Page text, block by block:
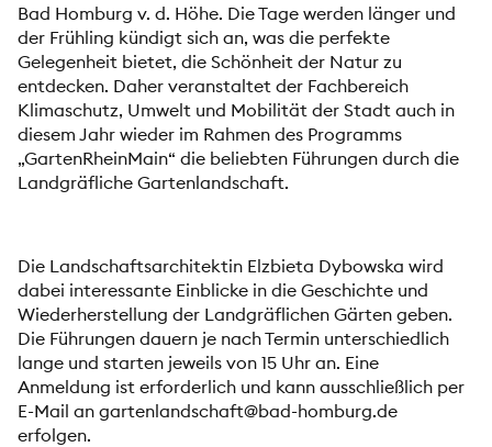
Bad Homburg v. d. Höhe. Die Tage werden länger und
der Frühling kündigt sich an, was die perfekte
Gelegenheit bietet, die Schönheit der Natur zu
entdecken. Daher veranstaltet der Fachbereich
Klimaschutz, Umwelt und Mobilität der Stadt auch in
diesem Jahr wieder im Rahmen des Programms
„GartenRheinMain“ die beliebten Führungen durch die
Landgräfliche Gartenlandschaft.
Die Landschaftsarchitektin Elzbieta Dybowska wird
dabei interessante Einblicke in die Geschichte und
Wiederherstellung der Landgräflichen Gärten geben.
Die Führungen dauern je nach Termin unterschiedlich
lange und starten jeweils von 15 Uhr an. Eine
Anmeldung ist erforderlich und kann ausschließlich per
E-Mail an gartenlandschaft@bad-homburg.de
erfolgen.